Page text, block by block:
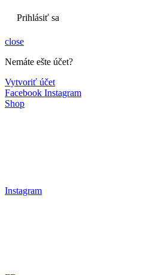
Prihlásiť sa
close
Nemáte ešte účet?
Vytvoriť účet
Facebook Instagram
Shop
Instagram